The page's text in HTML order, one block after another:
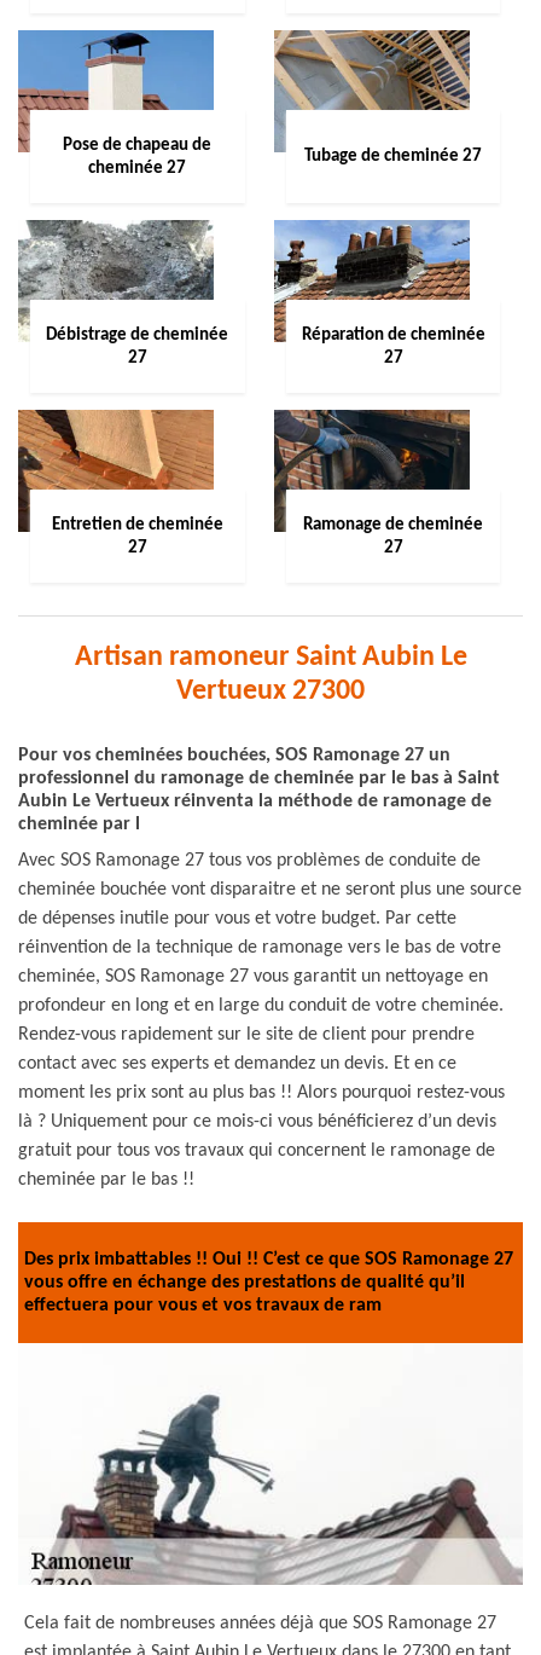
Pose de chapeau de
cheminée 27
Tubage de cheminée 27
Débistrage de cheminée
27
Réparation de cheminée
27
Entretien de cheminée
27
Ramonage de cheminée
27
Artisan ramoneur Saint Aubin Le
Vertueux 27300
Pour vos cheminées bouchées, SOS Ramonage 27 un
professionnel du ramonage de cheminée par le bas à Saint
Aubin Le Vertueux réinventa la méthode de ramonage de
cheminée par l
Avec SOS Ramonage 27 tous vos problèmes de conduite de
cheminée bouchée vont disparaitre et ne seront plus une source
de dépenses inutile pour vous et votre budget. Par cette
réinvention de la technique de ramonage vers le bas de votre
cheminée, SOS Ramonage 27 vous garantit un nettoyage en
profondeur en long et en large du conduit de votre cheminée.
Rendez-vous rapidement sur le site de client pour prendre
contact avec ses experts et demandez un devis. Et en ce
moment les prix sont au plus bas !! Alors pourquoi restez-vous
là ? Uniquement pour ce mois-ci vous bénéficierez d’un devis
gratuit pour tous vos travaux qui concernent le ramonage de
cheminée par le bas !!
Des prix imbattables !! Oui !! C’est ce que SOS Ramonage 27
vous offre en échange des prestations de qualité qu’il
effectuera pour vous et vos travaux de ram
Cela fait de nombreuses années déjà que SOS Ramonage 27